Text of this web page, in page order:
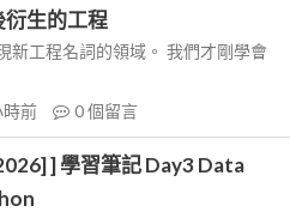
生的工程
新工程名詞的領域。 我們才剛學會
時前 0個留言
] 學習筆記 Day3 Data